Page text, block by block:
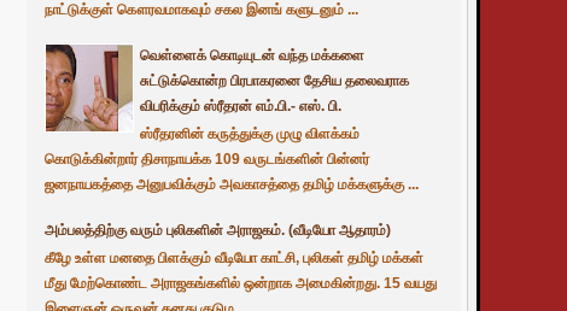
நாட்டுக்குள் கௌரவமாகவும் சகல இனங் களுடனும் ...
வெள்ளைக் கொடியுடன் வந்த மக்களை
சுட்டுக்கொன்ற பிரபாகரனை தேசிய தலைவராக
விபரிக்கும் ஸ்ரீதரன் எம்.பி.- எஸ். பி.
ஸ்ரீதரனின் கருத்துக்கு முழு விளக்கம்
கொடுக்கின்றார் திசாநாயக்க 109 வருடங்களின் பின்னர்
ஜனநாயகத்தை அனுபவிக்கும் அவகாசத்தை தமிழ் மக்களுக்கு ...
அம்பலத்திற்கு வரும் புலிகளின் அராஜகம். (வீடியோ ஆதாரம்)
கீழே உள்ள மனதை பிளக்கும் வீடியோ காட்சி, புலிகள் தமிழ் மக்கள்
மீது மேற்கொண்ட அராஜகங்களில் ஒன்றாக அமைகின்றது. 15 வயது